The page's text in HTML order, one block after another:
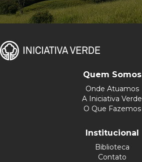
Quem Somos
Onde Atuamos
A Iniciativa Verde
O Que Fazemos
Institucional
Biblioteca
Contato